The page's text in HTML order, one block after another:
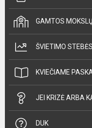
GAMTOS
ŠVIETIMO
KVIEČIAME
JEI KRIZĖ ARBA
DUK